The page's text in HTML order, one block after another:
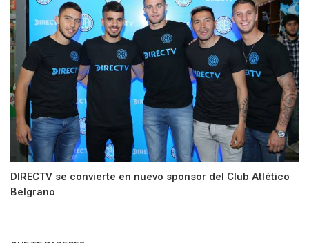
DIRECTV se convierte en nuevo sponsor del Club Atlético
Belgrano